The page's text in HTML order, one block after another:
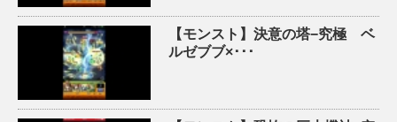
【モンスト】決意の塔−究極 ベ
ルゼブブ×･･･